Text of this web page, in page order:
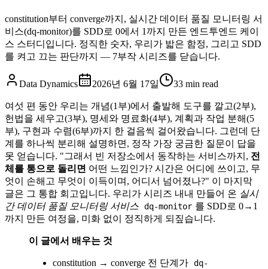
constitution부터 converge까지, 실시간 데이터 품질 모니터링 서
비스(dq-monitor)를 SDD로 0에서 1까지 만든 엔드투엔드 케이
스 스터디입니다. 정직한 숫자, 우리가 밟은 함정, 그리고 SDD
를 켜고 끄는 판단까지 — 7부작 시리즈를 닫습니다.
Data Dynamics 2026년 6월 17일 33 min read
여섯 편 동안 우리는 개념(1부)에서 출발해 도구를 깔고(2부),
헌법을 세우고(3부), 명세와 명료화(4부), 계획과 작업 분해(5
부), 구현과 수렴(6부)까지 한 걸음씩 걸어왔습니다. 그런데 단
계를 하나씩 분리해 설명하면, 정작 가장 궁금한 질문이 답을
못 얻습니다. "그래서 빈 저장소에서 동작하는 서비스까지, 전
체를 통으로 돌리면 어떤 느낌인가? 시간은 어디에 쓰이고, 무
엇이 손해고 무엇이 이득이며, 어디서 넘어졌나?" 이 마지막
글은 그 통합 회고입니다. 우리가 시리즈 내내 만들어 온 실시
간 데이터 품질 모니터링 서비스 dq-monitor 를 SDD로 0→1
까지 만든 여정을, 미화 없이 정직하게 되짚습니다.
이 글에서 배우는 것
constitution → converge 전 단계가 dq-